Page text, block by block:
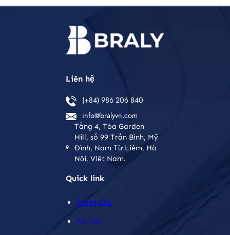
Liên hệ
(+84) 986 206 840
info@bralyvn.com
Tầng 4, Tòa Garden
Hill, số 99 Trần Bình, Mỹ
Đình, Nam Từ Liêm, Hà
Nội, Việt Nam.
Quick link
Trang Chủ
Tin Tức